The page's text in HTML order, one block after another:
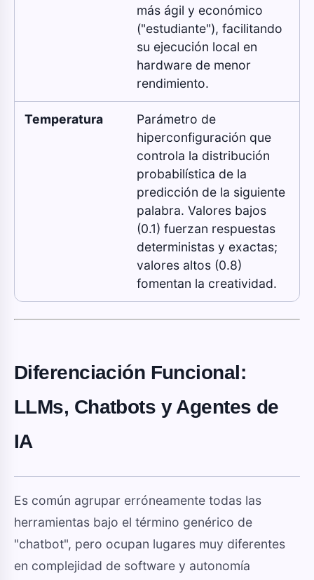
más ágil y económico
("estudiante"), facilitando
su ejecución local en
hardware de menor
rendimiento.
Temperatura
Parámetro de
hiperconfiguración que
controla la distribución
probabilística de la
predicción de la siguiente
palabra. Valores bajos
(0.1) fuerzan respuestas
deterministas y exactas;
valores altos (0.8)
fomentan la creatividad.
Diferenciación Funcional:
LLMs, Chatbots y Agentes de
IA
Es común agrupar erróneamente todas las
herramientas bajo el término genérico de
"chatbot", pero ocupan lugares muy diferentes
en complejidad de software y autonomía